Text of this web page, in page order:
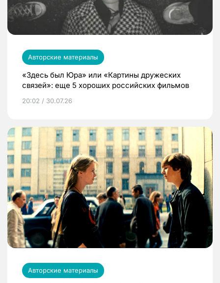
Авторские материалы
«Здесь был Юра» или «Картины дружеских
связей»: еще 5 хороших российских фильмов
20:02 / 30.07.26
Авторские материалы